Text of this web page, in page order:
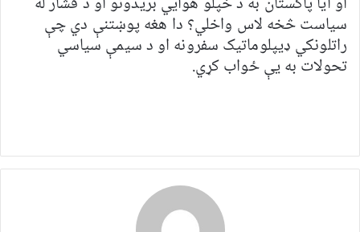
سیاست څخه لاس واخلي؟ دا هغه پوښتنې دي چې
راتلونکي ډیپلوماتیک سفرونه او د سیمې سیاسي
تحولات به یې ځواب کړي.